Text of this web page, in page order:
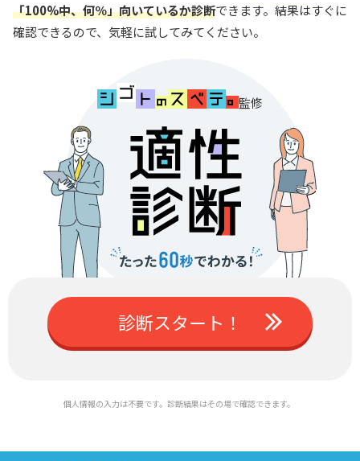
「100%中、何％」向いているか診断できます。結果はすぐに
確認できるので、気軽に試してみてください。
監修
診断スタート！
個人情報の入力は不要です。診断結果はその場で確認できます。